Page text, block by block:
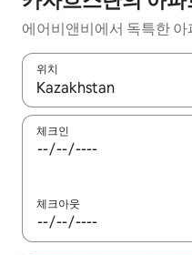
에어비앤비에서 독특한
위치
결과가 나오면 위·아래 화
체크인
체크아웃